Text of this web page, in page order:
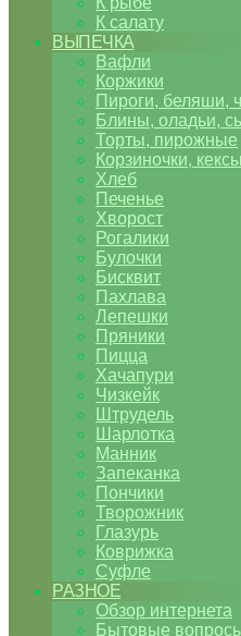
К салату
ВЫПЕЧКА
Вафли
Коржики
Пироги, беляши,
Блины, оладьи,
Торты, пирожные
Корзиночки, кексы
Хлеб
Печенье
Хворост
Рогалики
Булочки
Бисквит
Пахлава
Лепешки
Пряники
Пицца
Хачапури
Чизкейк
Штрудель
Шарлотка
Манник
Запеканка
Пончики
Творожник
Глазурь
Коврижка
Суфле
РАЗНОЕ
Обзор интернета
Бытовые